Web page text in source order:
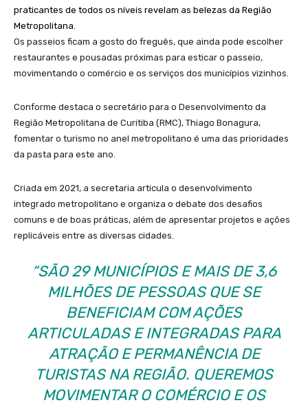
praticantes de todos os níveis revelam as belezas da Região
Metropolitana.
Os passeios ficam a gosto do freguês, que ainda pode escolher
restaurantes e pousadas próximas para esticar o passeio,
movimentando o comércio e os serviços dos municípios vizinhos.
Conforme destaca o secretário para o Desenvolvimento da
Região Metropolitana de Curitiba (RMC), Thiago Bonagura,
fomentar o turismo no anel metropolitano é uma das prioridades
da pasta para este ano.
Criada em 2021, a secretaria articula o desenvolvimento
integrado metropolitano e organiza o debate dos desafios
comuns e de boas práticas, além de apresentar projetos e ações
replicáveis entre as diversas cidades.
“SÃO 29 MUNICÍPIOS E MAIS DE 3,6
MILHÕES DE PESSOAS QUE SE
BENEFICIAM COM AÇÕES
ARTICULADAS E INTEGRADAS PARA
ATRAÇÃO E PERMANÊNCIA DE
TURISTAS NA REGIÃO. QUEREMOS
MOVIMENTAR O COMÉRCIO E OS